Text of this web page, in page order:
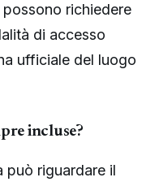
richiedere
di accesso
ufficiale del luogo
incluse?
può riguardare il